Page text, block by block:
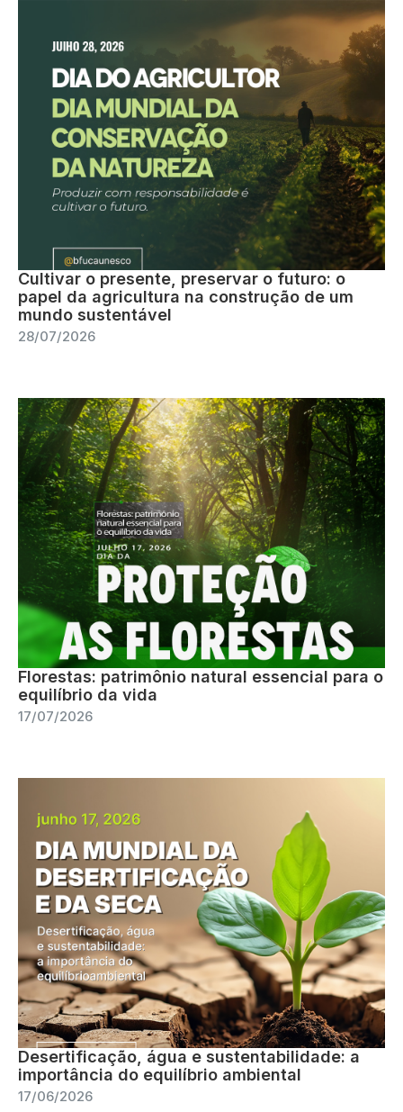
Cultivar o presente, preservar o futuro: o
papel da agricultura na construção de um
mundo sustentável
28/07/2026
Florestas: patrimônio natural essencial para o
equilíbrio da vida
17/07/2026
Desertificação, água e sustentabilidade: a
importância do equilíbrio ambiental
17/06/2026